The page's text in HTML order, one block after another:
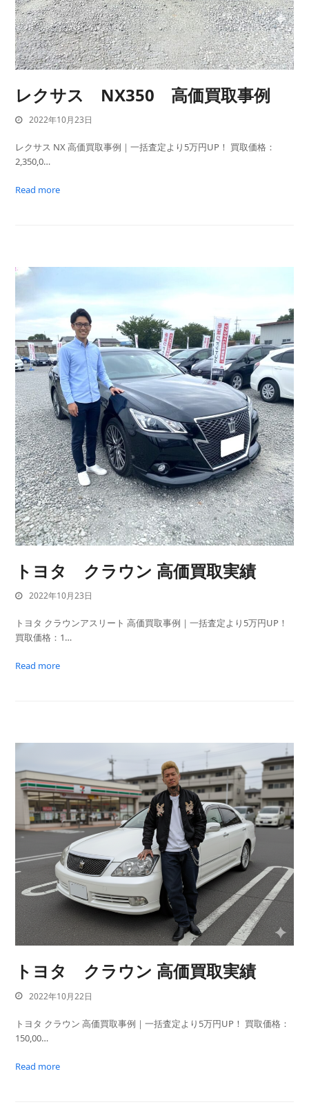
レクサス NX350 高価買取事例
2022年10月23日
レクサス NX 高価買取事例｜一括査定より5万円UP！ 買取価格：
2,350,0…
Read more
トヨタ クラウン 高価買取実績
2022年10月23日
トヨタ クラウンアスリート 高価買取事例｜一括査定より5万円UP！
買取価格：1…
Read more
トヨタ クラウン 高価買取実績
2022年10月22日
トヨタ クラウン 高価買取事例｜一括査定より5万円UP！ 買取価格：
150,00…
Read more